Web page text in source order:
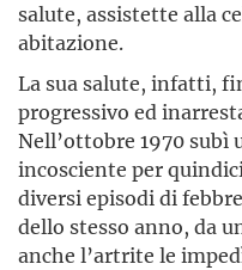
salute, assistette alla
abitazione.
La sua salute, infatti,
progressivo ed
Nell’ottobre 1970 subì
incosciente per
diversi episodi di
dello stesso anno, da
anche l’artrite le